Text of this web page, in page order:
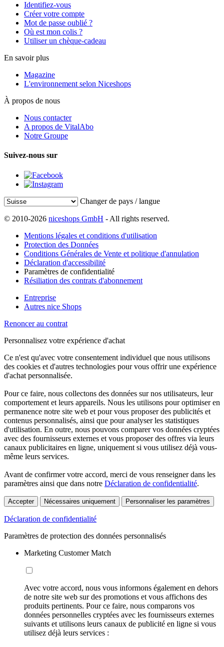
Identifiez-vous
Créer votre compte
Mot de passe oublié ?
Où est mon colis ?
Utiliser un chèque-cadeau
En savoir plus
Magazine
L'environnement selon Niceshops
À propos de nous
Nous contacter
A propos de VitalAbo
Notre Groupe
Suivez-nous sur
Changer de pays / langue
© 2010-2026 niceshops GmbH - All rights reserved.
Mentions légales et conditions d'utilisation
Protection des Données
Conditions Générales de Vente et politique d'annulation
Déclaration d'accessibilité
Paramètres de confidentialité
Résiliation des contrats d'abonnement
Entreprise
Autres nice Shops
Renoncer au contrat
Personnalisez votre expérience d'achat
Ce n'est qu'avec votre consentement individuel que nous utilisons
des cookies et d'autres technologies pour vous offrir une expérience
d'achat personnalisée.
Pour ce faire, nous collectons des données sur nos utilisateurs, leur
comportement et leurs appareils. Nous les utilisons pour optimiser en
permanence notre site web et pour vous proposer des publicités et
contenus personnalisés, ainsi que pour analyser les statistiques
d'utilisation. En outre, nous pouvons comparer vos données cryptées
avec des fournisseurs externes et vous proposer des offres via leurs
canaux publicitaires en ligne, uniquement si vous utilisez déjà vous-
même leurs services.
Avant de confirmer votre accord, merci de vous renseigner dans les
paramètres ainsi que dans notre Déclaration de confidentialité.
Accepter Nécessaires uniquement Personnaliser les paramètres
Déclaration de confidentialité
Paramètres de protection des données personnalisés
Marketing Customer Match
Avec votre accord, nous vous informons également en dehors
de notre site web sur des promotions et vous affichons des
produits pertinents. Pour ce faire, nous comparons vos
données personnelles cryptées avec les fournisseurs externes
suivants et utilisons leurs canaux de publicité en ligne si vous
utilisez déjà leurs services :